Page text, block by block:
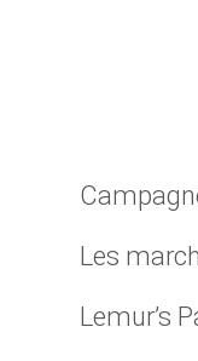
Les
Lemur’s